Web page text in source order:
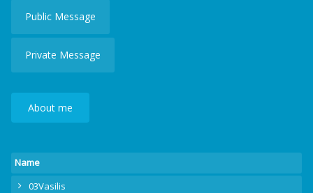
Public Message
Private Message
About me
Name
03Vasilis